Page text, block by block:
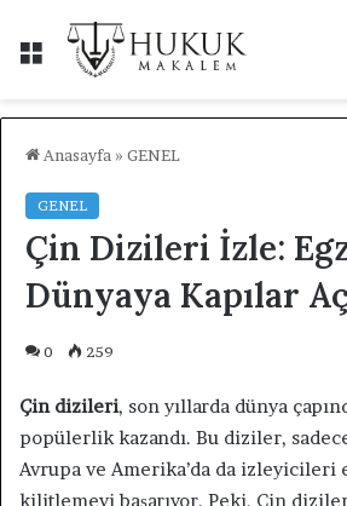
Menü
Anasayfa » GENEL
GENEL
Çin Dizileri İzle:
Dünyaya Kapılar
0 259
Çin dizileri, son yıllarda dünya
popülerlik kazandı. Bu diziler,
Avrupa ve Amerika’da da izleyicileri
kilitlemeyi başarıyor. Peki, Çin